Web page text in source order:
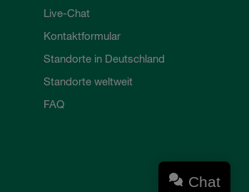
Live-Chat
Kontaktformular
Standorte in Deutschland
Standorte weltweit
FAQ
Chat